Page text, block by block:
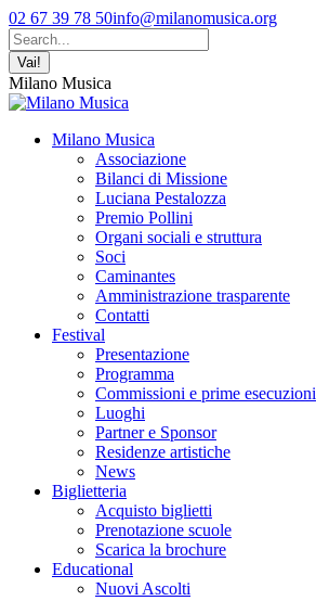
Vai
ai
contenuti
Facebook
page
opens
in
new
window
YouTube
page
opens
in
new
window
Instagram
page
opens
in
new
window
02 67 39 78 50info@milanomusica.org
Cerca:
Milano Musica
Milano Musica
Associazione
Bilanci di Missione
Luciana Pestalozza
Premio Pollini
Organi sociali e struttura
Soci
Caminantes
Amministrazione trasparente
Contatti
Festival
Presentazione
Programma
Commissioni e prime esecuzioni
Luoghi
Partner e Sponsor
Residenze artistiche
News
Biglietteria
Acquisto biglietti
Prenotazione scuole
Scarica la brochure
Educational
Nuovi Ascolti